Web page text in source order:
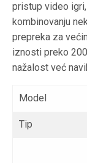
pristup video
kombinovanju
prepreka za
iznosti preko
nažalost već
Model
Tip